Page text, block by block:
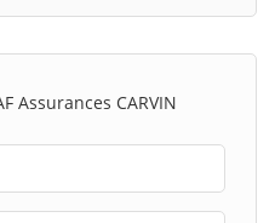
Assurances CARVIN